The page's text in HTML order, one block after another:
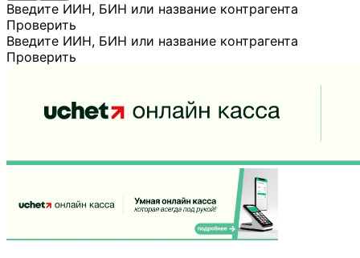
Введите ИИН, БИН или название контрагента
Проверить
Введите ИИН, БИН или название контрагента
Проверить